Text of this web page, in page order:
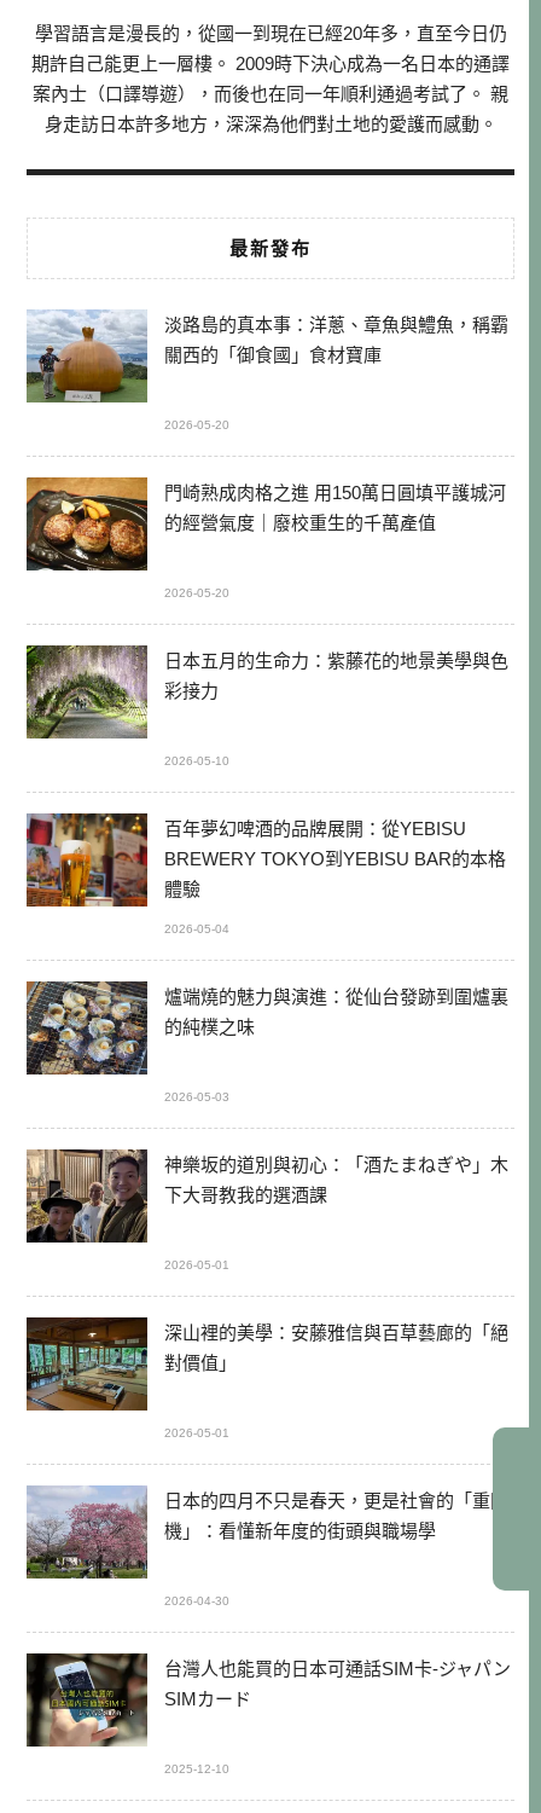
學習語言是漫長的，從國一到現在已經20年多，直至今日仍
期許自己能更上一層樓。 2009時下決心成為一名日本的通譯
案內士（口譯導遊），而後也在同一年順利通過考試了。 親
身走訪日本許多地方，深深為他們對土地的愛護而感動。
最新發布
淡路島的真本事：洋蔥、章魚與鱧魚，稱霸
關西的「御食國」食材寶庫
2026-05-20
門崎熟成肉格之進 用150萬日圓填平護城河
的經營氣度｜廢校重生的千萬產值
2026-05-20
日本五月的生命力：紫藤花的地景美學與色
彩接力
2026-05-10
百年夢幻啤酒的品牌展開：從YEBISU
BREWERY TOKYO到YEBISU BAR的本格
體驗
2026-05-04
爐端燒的魅力與演進：從仙台發跡到圍爐裏
的純樸之味
2026-05-03
神樂坂的道別與初心：「酒たまねぎや」木
下大哥教我的選酒課
2026-05-01
深山裡的美學：安藤雅信與百草藝廊的「絕
對價值」
2026-05-01
日本的四月不只是春天，更是社會的「重開
機」：看懂新年度的街頭與職場學
2026-04-30
台灣人也能買的日本可通話SIM卡-ジャパン
SIMカード
2025-12-10